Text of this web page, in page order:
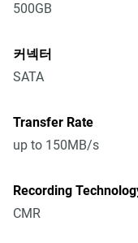
500GB
커넥터
SATA
Transfer Rate
up to 150MB/s
Recording
CMR